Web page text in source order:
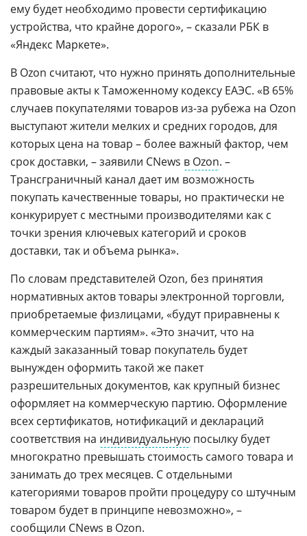
ему будет необходимо провести сертификацию
устройства, что крайне дорого», – сказали РБК в
«Яндекс Маркете».
В Ozon считают, что нужно принять дополнительные
правовые акты к Таможенному кодексу ЕАЭС. «В 65%
случаев покупателями товаров из-за рубежа на Ozon
выступают жители мелких и средних городов, для
которых цена на товар – более важный фактор, чем
срок доставки, – заявили CNews в Ozon. –
Трансграничный канал дает им возможность
покупать качественные товары, но практически не
конкурирует с местными производителями как с
точки зрения ключевых категорий и сроков
доставки, так и объема рынка».
По словам представителей Ozon, без принятия
нормативных актов товары электронной торговли,
приобретаемые физлицами, «будут приравнены к
коммерческим партиям». «Это значит, что на
каждый заказанный товар покупатель будет
вынужден оформить такой же пакет
разрешительных документов, как крупный бизнес
оформляет на коммерческую партию. Оформление
всех сертификатов, нотификаций и деклараций
соответствия на индивидуальную посылку будет
многократно превышать стоимость самого товара и
занимать до трех месяцев. С отдельными
категориями товаров пройти процедуру со штучным
товаром будет в принципе невозможно», –
сообщили CNews в Ozon.